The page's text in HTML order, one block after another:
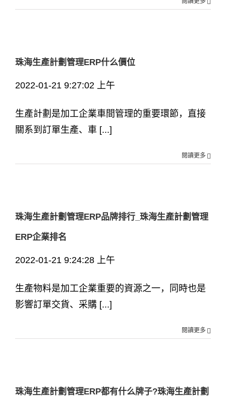
珠海生產計劃管理ERP什么價位
2022-01-21 9:27:02 上午
生產計劃是加工企業車間管理的重要環節，直接
關系到訂單生產、車 [...]
閱讀更多
珠海生產計劃管理ERP品牌排行_珠海生產計劃管理
ERP企業排名
2022-01-21 9:24:28 上午
生產物料是加工企業重要的資源之一，同時也是
影響訂單交貨、采購 [...]
閱讀更多
珠海生產計劃管理ERP都有什么牌子?珠海生產計劃